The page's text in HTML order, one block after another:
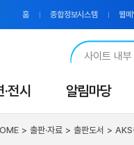
홈 종합정보시스템 웹
전시 알림마당
출판·자료 출판도서 AKS